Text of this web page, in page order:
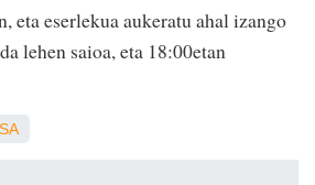
eta eserlekua aukeratu ahal izango
lehen saioa, eta 18:00etan